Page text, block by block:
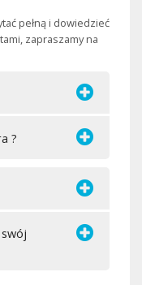
pełną i dowiedzieć
zapraszamy na
?